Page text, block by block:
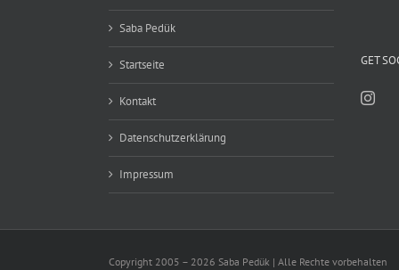
Saba Pedük
Startseite
Kontakt
Datenschutzerklärung
Impressum
GET
Copyright 2005 – 2026 Saba Pedük | Alle Rechte vorbehalten